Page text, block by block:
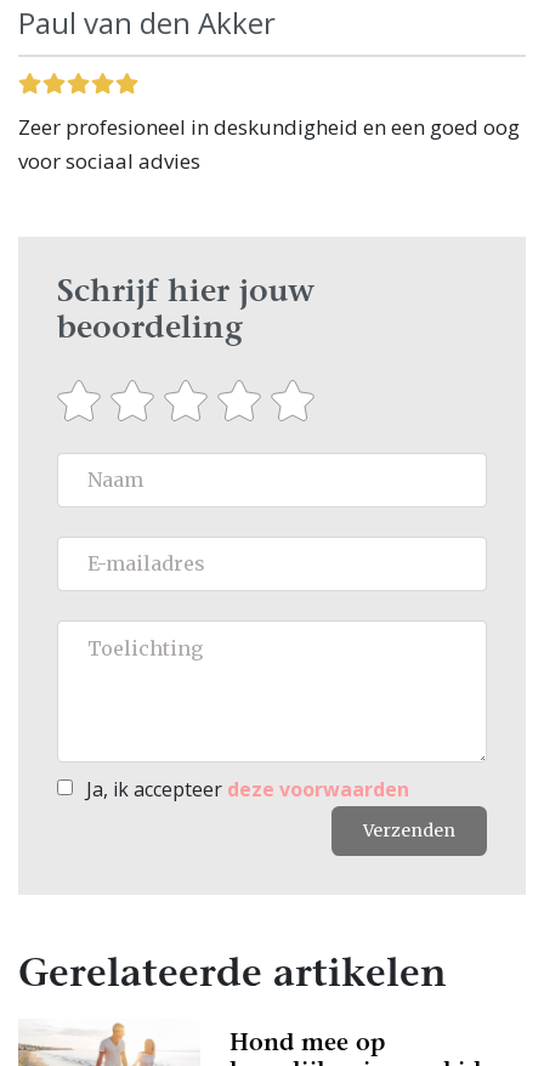
Paul van den Akker
Zeer profesioneel in deskundigheid en een goed oog
voor sociaal advies
Schrijf hier jouw
beoordeling
Ja, ik accepteer deze voorwaarden
Verzenden
Gerelateerde artikelen
Hond mee op